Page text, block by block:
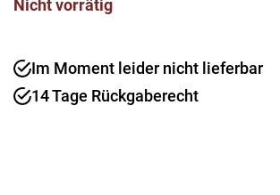
Nicht vorrätig
Im Moment leider nicht lieferbar
14 Tage Rückgaberecht